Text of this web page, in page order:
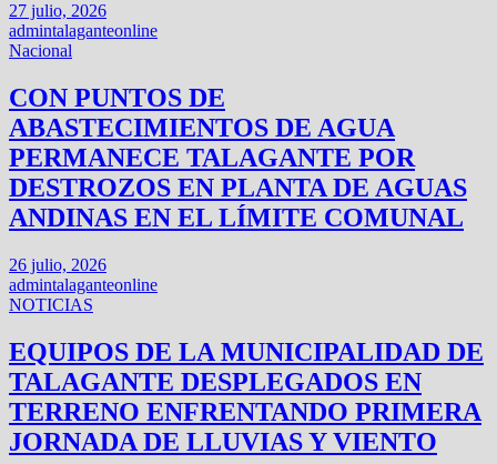
27 julio, 2026
admintalaganteonline
Nacional
CON PUNTOS DE
ABASTECIMIENTOS DE AGUA
PERMANECE TALAGANTE POR
DESTROZOS EN PLANTA DE AGUAS
ANDINAS EN EL LÍMITE COMUNAL
26 julio, 2026
admintalaganteonline
NOTICIAS
EQUIPOS DE LA MUNICIPALIDAD DE
TALAGANTE DESPLEGADOS EN
TERRENO ENFRENTANDO PRIMERA
JORNADA DE LLUVIAS Y VIENTO